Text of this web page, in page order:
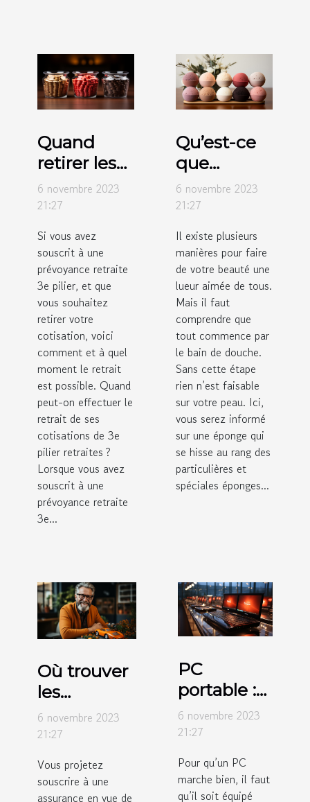
Quand
retirer les
fonds dans
un
de trois
piliers ?
6 novembre 2023
21:27
Si vous avez
souscrit à une
prévoyance retraite
3e pilier, et que
vous souhaitez
retirer votre
cotisation, voici
comment et à quel
moment le retrait
est possible. Quand
peut-on effectuer le
retrait de ses
cotisations de 3e
pilier retraites ?
Lorsque vous avez
souscrit à une
prévoyance retraite
3e...
Qu’est-ce
que
l’éponge
konjac ?
6 novembre 2023
21:27
Il existe plusieurs
manières pour faire
de votre beauté une
lueur aimée de tous.
Mais il faut
comprendre que
tout commence par
le bain de douche.
Sans cette étape
rien n’est faisable
sur votre peau. Ici,
vous serez informé
sur une éponge qui
se hisse au rang des
particulières et
spéciales éponges...
Où trouver
les
différents
types
détaillés ?
6 novembre 2023
21:27
Vous projetez
souscrire à une
assurance en vue de
PC
portable :
pourquoi
choisir
un
Windows
6 novembre 2023
21:27
Pour qu’un PC
marche bien, il faut
qu’il soit équipé